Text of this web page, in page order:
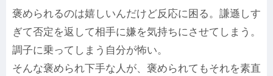
褒められるのは嬉しいんだけど反応に困る。謙遜しす
ぎて否定を返して相手に嫌を気持ちにさせてしまう。
調子に乗ってしまう自分が怖い。
そんな褒められ下手な人が、褒められてもそれを素直